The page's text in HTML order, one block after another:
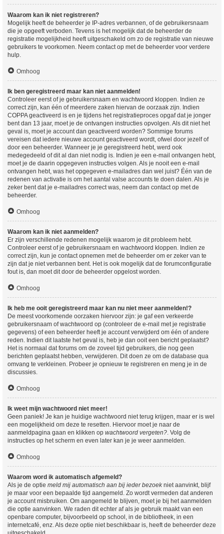
Waarom kan ik niet registreren?
Mogelijk heeft de beheerder je IP-adres verbannen, of de gebruikersnaam
die je opgeeft verboden. Tevens is het mogelijk dat de beheerder de
registratie mogelijkheid heeft uitgeschakeld om zo de registratie van nieuwe
gebruikers te voorkomen. Neem contact op met de beheerder voor verdere
hulp.
Omhoog
Ik ben geregistreerd maar kan niet aanmelden!
Controleer eerst of je gebruikersnaam en wachtwoord kloppen. Indien ze
correct zijn, kan één of meerdere zaken hiervan de oorzaak zijn. Indien
COPPA geactiveerd is en je tijdens het registratieproces opgaf dat je jonger
bent dan 13 jaar, moet je de ontvangen instructies opvolgen. Als dit niet het
geval is, moet je account dan geactiveerd worden? Sommige forums
vereisen dat iedere nieuwe account geactiveerd wordt, ofwel door jezelf of
door een beheerder. Wanneer je je geregistreerd hebt, werd ook
medegedeeld of dit al dan niet nodig is. Indien je een e-mail ontvangen hebt,
moet je de daarin opgegeven instructies volgen. Als je nooit een e-mail
ontvangen hebt, was het opgegeven e-mailadres dan wel juist? Één van de
redenen van activatie is om het aantal valse accounts te doen dalen. Als je
zeker bent dat je e-mailadres correct was, neem dan contact op met de
beheerder.
Omhoog
Waarom kan ik niet aanmelden?
Er zijn verschillende redenen mogelijk waarom je dit probleem hebt.
Controleer eerst of je gebruikersnaam en wachtwoord kloppen. Indien ze
correct zijn, kun je contact opnemen met de beheerder om er zeker van te
zijn dat je niet verbannen bent. Het is ook mogelijk dat de forumconfiguratie
fout is, dan moet dit door de beheerder opgelost worden.
Omhoog
Ik heb me ooit geregistreerd maar kan nu niet meer aanmelden!?
De meest voorkomende oorzaken hiervoor zijn: je gaf een verkeerde
gebruikersnaam of wachtwoord op (controleer de e-mail met je registratie
gegevens) of een beheerder heeft je account verwijderd om één of andere
reden. Indien dit laatste het geval is, heb je dan ooit een bericht geplaatst?
Het is normaal dat forums om de zoveel tijd gebruikers, die nog geen
berichten geplaatst hebben, verwijderen. Dit doen ze om de database qua
omvang te verkleinen. Probeer je opnieuw te registreren en meng je in de
discussies.
Omhoog
Ik weet mijn wachtwoord niet meer!
Geen paniek! Je kan je huidige wachtwoord niet terug krijgen, maar er is wel
een mogelijkheid om deze te resetten. Hiervoor moet je naar de
aanmeldpagina gaan en klikken op wachtwoord vergeten?. Volg de
instructies op het scherm en even later kan je je weer aanmelden.
Omhoog
Waarom word ik automatisch afgemeld?
Als je de optie meld mij automatisch aan bij ieder bezoekniet aanvinkt, blijf
je maar voor een bepaalde tijd aangemeld. Zo wordt vermeden dat anderen
je account misbruiken. Om aangemeld te blijven, moet je bij het aanmelden
die optie aanvinken. We raden dit echter af als je gebruik maakt van een
openbare computer, bijvoorbeeld op school, in de bibliotheek, in een
internetcafé, enz. Als deze optie niet beschikbaar is, heeft de beheerder deze